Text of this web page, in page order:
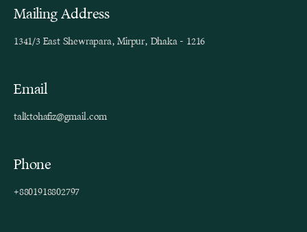
Mailing Address
1341/3 East Shewrapara, Mirpur, Dhaka - 1216
Email
talktohafiz@gmail.com
Phone
+8801918802797